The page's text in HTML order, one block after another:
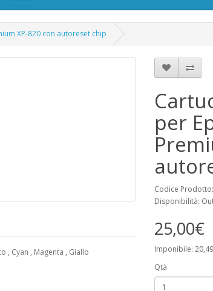
XP-820 con autoreset chip
, Cyan , Magenta , Giallo
per
Codice
Disponibilità:
25,00€
Imponibile:
Qtà